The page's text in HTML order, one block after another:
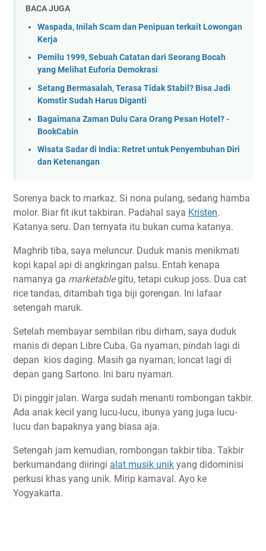
BACA JUGA
Waspada, Inilah Scam dan Penipuan terkait Lowongan
Kerja
Pemilu 1999, Sebuah Catatan dari Seorang Bocah
yang Melihat Euforia Demokrasi
Setang Bermasalah, Terasa Tidak Stabil? Bisa Jadi
Komstir Sudah Harus Diganti
Bagaimana Zaman Dulu Cara Orang Pesan Hotel? -
BookCabin
Wisata Sadar di India: Retret untuk Penyembuhan Diri
dan Ketenangan
Sorenya back to markaz. Si nona pulang, sedang hamba
molor. Biar fit ikut takbiran. Padahal saya Kristen.
Katanya seru. Dan ternyata itu bukan cuma katanya.
Maghrib tiba, saya meluncur. Duduk manis menikmati
kopi kapal api di angkringan palsu. Entah kenapa
namanya ga marketablegitu, tetapi cukup joss. Dua cat
rice tandas, ditambah tiga biji gorengan. Ini lafaar
setengah maruk.
Setelah membayar sembilan ribu dirham, saya duduk
manis di depan Libre Cuba. Ga nyaman, pindah lagi di
depan kios daging. Masih ga nyaman, loncat lagi di
depan gang Sartono. Ini baru nyaman.
Di pinggir jalan. Warga sudah menanti rombongan takbir.
Ada anak kecil yang lucu-lucu, ibunya yang juga lucu-
lucu dan bapaknya yang biasa aja.
Setengah jam kemudian, rombongan takbir tiba. Takbir
berkumandang diiringi alat musik unik yang didominisi
perkusi khas yang unik. Mirip karnaval. Ayo ke
Yogyakarta.